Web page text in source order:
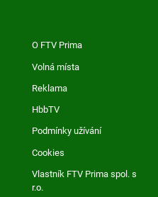
O FTV Prima
Volná místa
Reklama
HbbTV
Podmínky užívání
Cookies
Vlastník FTV Prima spol. s
r.o.